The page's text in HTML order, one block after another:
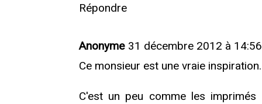
Répondre
Anonyme 31 décembre 2012 à 14:56
Ce monsieur est une vraie inspiration.
C'est un peu comme les imprimés